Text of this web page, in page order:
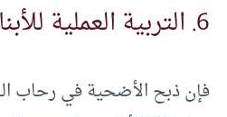
6. التربية العملية للأبناء لشعيرة دينية
فإن ذبح الأضحية في رحاب